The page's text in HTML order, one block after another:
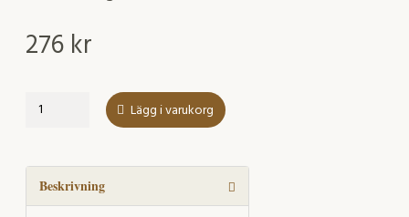
276 kr
Fostrande
Lägg i varukorg
Beskrivning